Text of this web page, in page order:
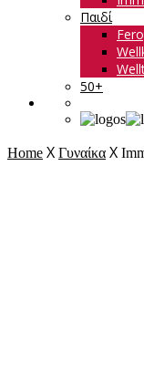
Παιδί
50+
Home X Γυναίκα X